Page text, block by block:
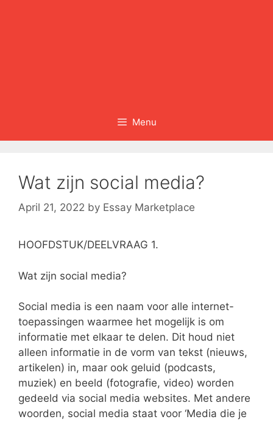
Menu
Wat zijn social media?
April 21, 2022 by Essay Marketplace
HOOFDSTUK/DEELVRAAG 1.
Wat zijn social media?
Social media is een naam voor alle internet-
toepassingen waarmee het mogelijk is om
informatie met elkaar te delen. Dit houd niet
alleen informatie in de vorm van tekst (nieuws,
artikelen) in, maar ook geluid (podcasts,
muziek) en beeld (fotografie, video) worden
gedeeld via social media websites. Met andere
woorden, social media staat voor ‘Media die je